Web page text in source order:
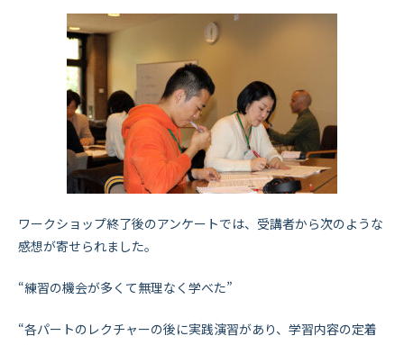
ワークショップ終了後のアンケートでは、受講者から次のような
感想が寄せられました。
“練習の機会が多くて無理なく学べた”
“各パートのレクチャーの後に実践演習があり、学習内容の定着